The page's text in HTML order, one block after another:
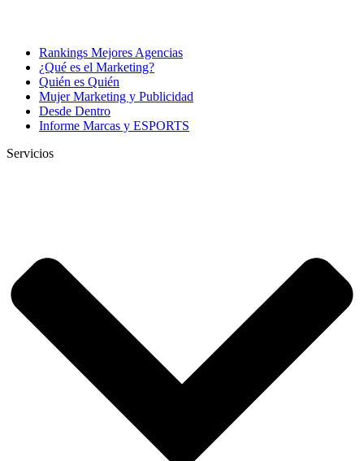
Rankings Mejores Agencias
¿Qué es el Marketing?
Quién es Quién
Mujer Marketing y Publicidad
Desde Dentro
Informe Marcas y ESPORTS
Servicios